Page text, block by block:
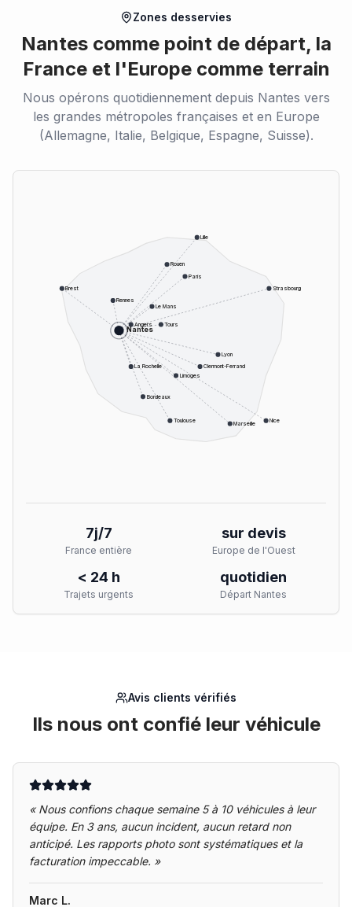
Zones desservies
Nantes comme point de départ, la
France et l'Europe comme terrain
Nous opérons quotidiennement depuis Nantes vers
les grandes métropoles françaises et en Europe
(Allemagne, Italie, Belgique, Espagne, Suisse).
Nantes
Paris
Lyon
Marseille
Toulouse
Bordeaux
Nice
Strasbourg
Lille
Rennes
Angers
Le Mans
Tours
Limoges
Clermont-Ferrand
Rouen
Brest
La Rochelle
7j/7
France entière
sur devis
Europe de l'Ouest
< 24 h
Trajets urgents
quotidien
Départ Nantes
Avis clients vérifiés
Ils nous ont confié leur véhicule
« Nous confions chaque semaine 5 à 10 véhicules à leur
équipe. En 3 ans, aucun incident, aucun retard non
anticipé. Les rapports photo sont systématiques et la
facturation impeccable. »
Marc L.